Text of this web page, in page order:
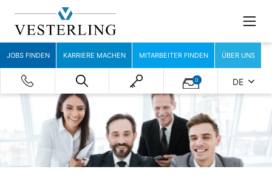
JOBS FINDEN KARRIERE MACHEN MITARBEITER FINDEN ÜBER UNS
0 DE